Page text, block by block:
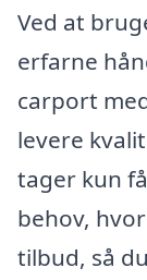
Ved at
erfarne
carport
levere
tager kun
behov,
tilbud, så